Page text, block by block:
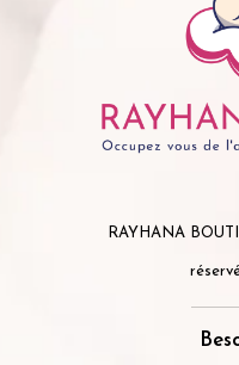
RAYHANA